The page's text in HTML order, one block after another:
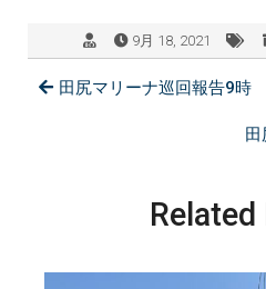
9月 18, 2021
田尻マリーナ巡回報告9時
田